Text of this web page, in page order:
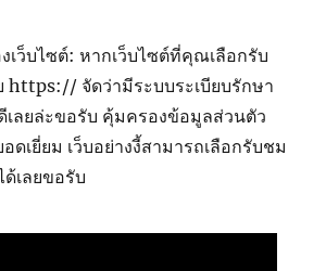
งเว็บไซต์: หากเว็บไซต์ที่คุณเลือกรับ
https:// จัดว่ามีระบบระเบียบรักษา
ลยล่ะขอรับ คุ้มครองข้อมูลส่วนตัว
ดเยี่ยม เว็บอย่างงี้สามารถเลือกรับชม
เลยขอรับ